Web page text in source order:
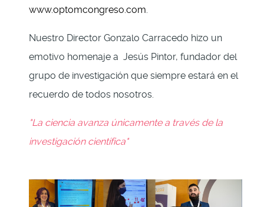
www.optomcongreso.com.
Nuestro Director Gonzalo Carracedo hizo un
emotivo homenaje a Jesús Pintor, fundador del
grupo de investigación que siempre estará en el
recuerdo de todos nosotros.
"La ciencia avanza únicamente a través de la
investigación científica"